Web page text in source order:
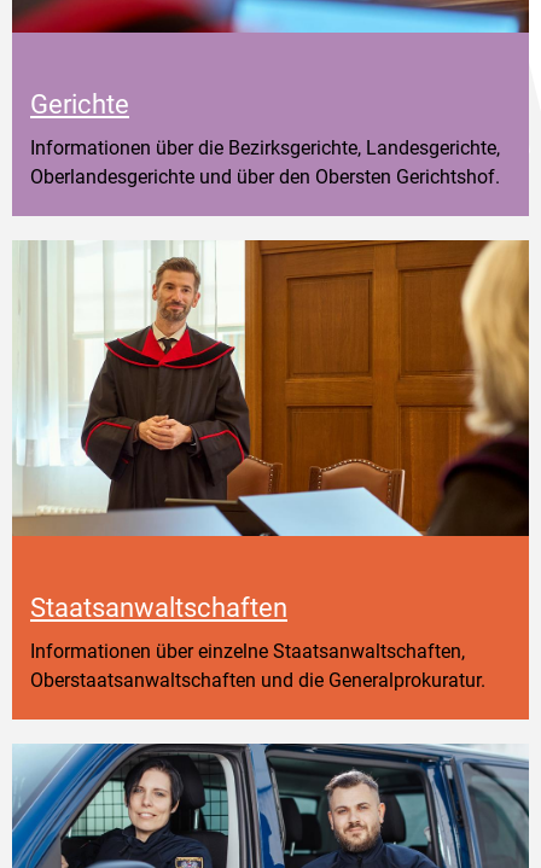
Gerichte
Informationen über die Bezirksgerichte, Landesgerichte,
Oberlandesgerichte und über den Obersten Gerichtshof.
Staatsanwaltschaften
Informationen über einzelne Staatsanwaltschaften,
Oberstaatsanwaltschaften und die Generalprokuratur.